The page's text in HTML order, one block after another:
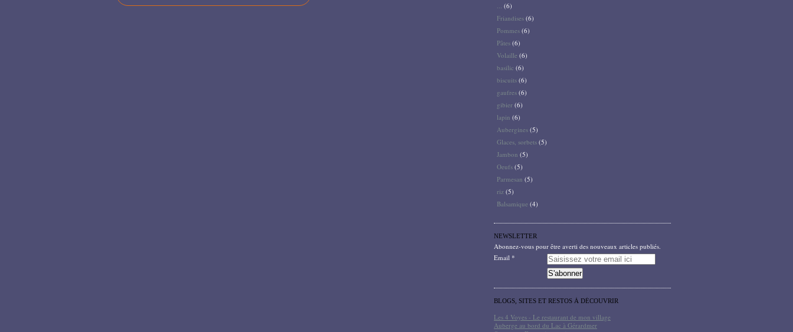
... (6)
Friandises (6)
Pommes (6)
Pâtes (6)
Volaille (6)
basilic (6)
biscuits (6)
gaufres (6)
gibier (6)
lapin (6)
Aubergines (5)
Glaces, sorbets (5)
Jambon (5)
Oeufs (5)
Parmesan (5)
riz (5)
Balsamique (4)
NEWSLETTER
Abonnez-vous pour être averti des nouveaux articles publiés.
Email
BLOGS, SITES ET RESTOS À DÉCOUVRIR
Les 4 Voyes - Le restaurant de mon village
Auberge au bord du Lac à Gérardmer